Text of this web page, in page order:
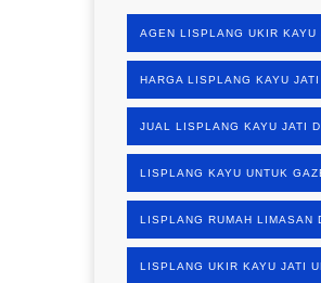
AGEN LISPLANG UKIR KAYU
HARGA LISPLANG KAYU
JUAL LISPLANG KAYU JATI
LISPLANG KAYU UNTUK
LISPLANG RUMAH LIMASAN
LISPLANG UKIR KAYU JATI